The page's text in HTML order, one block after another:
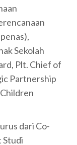
Sekolah
Plt. Chief of
Partnership
dari Co-
Studi